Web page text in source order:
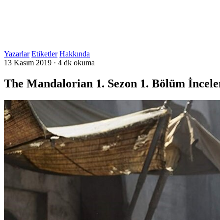
Yazarlar Etiketler Hakkında
13 Kasım 2019 · 4 dk okuma
The Mandalorian 1. Sezon 1. Bölüm